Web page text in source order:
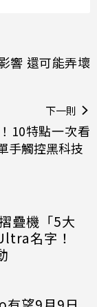
響 還可能弄壞
下一則
10特點一次看
手觸控黑科技
疊機「5大
名字！